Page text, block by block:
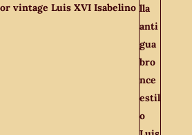
vintage Luis XVI Isabelino